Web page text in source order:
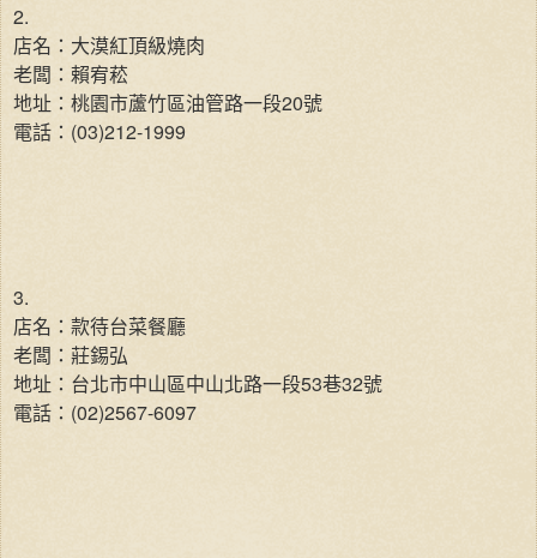
2.
店名：大漠紅頂級燒肉
老闆：賴宥菘
地址：桃園市蘆竹區油管路一段20號
電話：(03)212-1999
3.
店名：款待台菜餐廳
老闆：莊錫弘
地址：台北市中山區中山北路一段53巷32號
電話：(02)2567-6097